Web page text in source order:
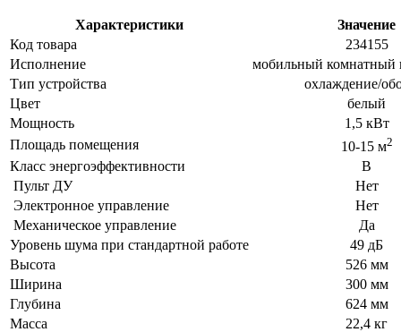
Характеристики
Значение
Код товара
234155
Исполнение
мобильный комнатный
Тип устройства
охлаждение/
Цвет
белый
Мощность
1,5 кВт
Площадь помещения
10-15 м2
Класс энергоэффективности
В
Пульт ДУ
Нет
Электронное управление
Нет
Механическое управление
Да
Уровень шума при стандартной работе
49 дБ
Высота
526 мм
Ширина
300 мм
Глубина
624 мм
Масса
22,4 кг